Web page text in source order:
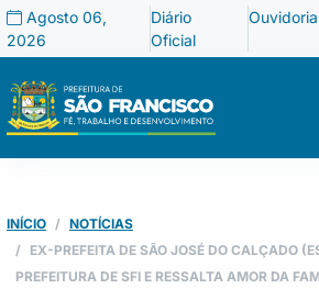
Agosto 06,
2026
Diário
Oficial
Ouvidoria
INÍCIO
NOTÍCIAS
EX-PREFEITA DE SÃO JOSÉ DO CALÇADO
PREFEITURA DE SFI E RESSALTA AMOR DA